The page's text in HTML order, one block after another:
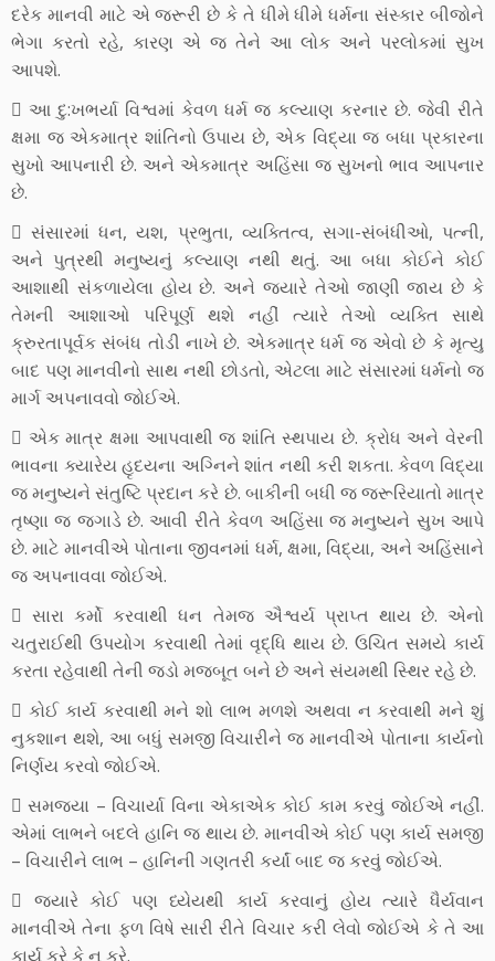
દરેક માનવી માટે એ જરૂરી છે કે તે ધીમે ધીમે ધર્મના સંસ્કાર બીજોને
ભેગા કરતો રહે, કારણ એ જ તેને આ લોક અને પરલોકમાં સુખ
આપશે.
 આ દુ:ખભર્યા વિશ્વમાં કેવળ ધર્મ જ કલ્યાણ કરનાર છે. જેવી રીતે
ક્ષમા જ એકમાત્ર શાંતિનો ઉપાય છે, એક વિદ્યા જ બધા પ્રકારના
સુખો આપનારી છે. અને એકમાત્ર અહિંસા જ સુખનો ભાવ આપનાર
છે.
 સંસારમાં ધન, યશ, પ્રભુતા, વ્યક્તિત્વ, સગા-સંબંધીઓ, પત્ની,
અને પુત્રથી મનુષ્યનું કલ્યાણ નથી થતું. આ બધા કોઈને કોઈ
આશાથી સંકળાયેલા હોય છે. અને જયારે તેઓ જાણી જાય છે કે
તેમની આશાઓ પરિપૂર્ણ થશે નહીં ત્યારે તેઓ વ્યક્તિ સાથે
ક્રુરતાપૂર્વક સંબંધ તોડી નાખે છે. એકમાત્ર ધર્મ જ એવો છે કે મૃત્યુ
બાદ પણ માનવીનો સાથ નથી છોડતો, એટલા માટે સંસારમાં ધર્મનો જ
માર્ગ અપનાવવો જોઈએ.
 એક માત્ર ક્ષમા આપવાથી જ શાંતિ સ્થપાય છે. ક્રોધ અને વેરની
ભાવના ક્યારેય હૃદયના અગ્નિને શાંત નથી કરી શકતા. કેવળ વિદ્યા
જ મનુષ્યને સંતુષ્ટિ પ્રદાન કરે છે. બાકીની બધી જ જરૂરિયાતો માત્ર
તૃષ્ણા જ જગાડે છે. આવી રીતે કેવળ અહિંસા જ મનુષ્યને સુખ આપે
છે. માટે માનવીએ પોતાના જીવનમાં ધર્મ, ક્ષમા, વિદ્યા, અને અહિંસાને
જ અપનાવવા જોઈએ.
 સારા કર્મો કરવાથી ધન તેમજ ઐશ્વર્ય પ્રાપ્ત થાય છે. એનો
ચતુરાઈથી ઉપયોગ કરવાથી તેમાં વૃદ્ધિ થાય છે. ઉચિત સમયે કાર્ય
કરતા રહેવાથી તેની જડો મજબૂત બને છે અને સંયમથી સ્થિર રહે છે.
 કોઈ કાર્ય કરવાથી મને શો લાભ મળશે અથવા ન કરવાથી મને શું
નુકશાન થશે, આ બધું સમજી વિચારીને જ માનવીએ પોતાના કાર્યનો
નિર્ણય કરવો જોઈએ.
 સમજ્યા – વિચાર્યા વિના એકાએક કોઈ કામ કરવું જોઈએ નહીં.
એમાં લાભને બદલે હાનિ જ થાય છે. માનવીએ કોઈ પણ કાર્ય સમજી
– વિચારીને લાભ – હાનિની ગણતરી કર્યાં બાદ જ કરવું જોઈએ.
 જયારે કોઈ પણ ધ્યેયથી કાર્ય કરવાનું હોય ત્યારે ધૈર્યવાન
માનવીએ તેના ફળ વિષે સારી રીતે વિચાર કરી લેવો જોઈએ કે તે આ
કાર્ય કરે કે ન કરે.